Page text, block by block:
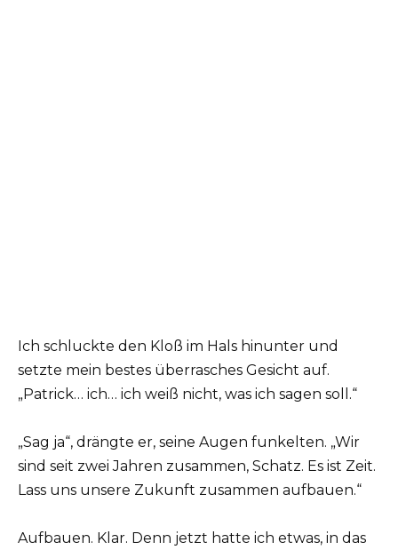
Ich schluckte den Kloß im Hals hinunter und
setzte mein bestes überrasches Gesicht auf.
„Patrick… ich… ich weiß nicht, was ich sagen soll.“
„Sag ja“, drängte er, seine Augen funkelten. „Wir
sind seit zwei Jahren zusammen, Schatz. Es ist Zeit.
Lass uns unsere Zukunft zusammen aufbauen.“
Aufbauen. Klar. Denn jetzt hatte ich etwas, in das